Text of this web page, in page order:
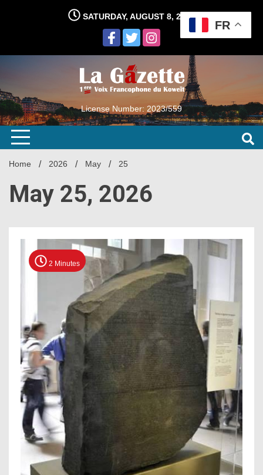
SATURDAY, AUGUST 8, 2026
License Number: 2023/559
Home 2026 May 25
May 25, 2026
2 Minutes
FR